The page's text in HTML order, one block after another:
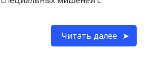
Читать далее